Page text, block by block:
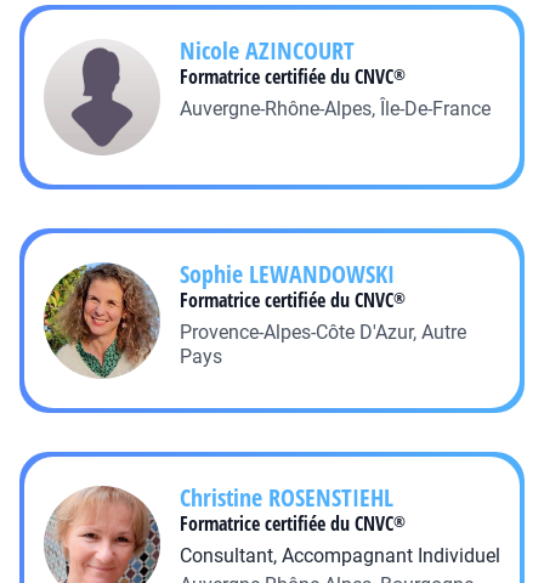
NicoleAZINCOURT
Formatrice certifiée du CNVC®
Auvergne-Rhône-Alpes, Île-De-France
Sophie LEWANDOWSKI
Formatrice certifiée du CNVC®
Provence-Alpes-Côte D'Azur, Autre
Pays
Christine ROSENSTIEHL
Formatrice certifiée du CNVC®
Consultant, Accompagnant Individuel